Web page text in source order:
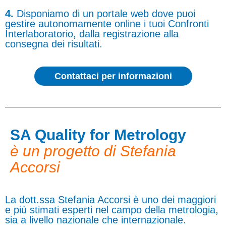
4. Disponiamo di un portale web dove puoi
gestire autonomamente online i tuoi Confronti
Interlaboratorio, dalla registrazione alla
consegna dei risultati.
Contattaci per informazioni
SA Quality for Metrology
è un progetto di Stefania
Accorsi
La dott.ssa Stefania Accorsi è uno dei maggiori
e più stimati esperti nel campo della metrologia,
sia a livello nazionale che internazionale.